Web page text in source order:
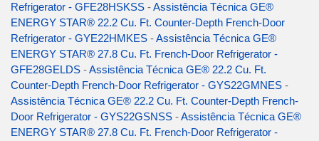
Refrigerator - GFE28HSKSS -Assistência Técnica GE®
ENERGY STAR® 22.2 Cu. Ft. Counter-Depth French-Door
Refrigerator - GYE22HMKES -Assistência Técnica GE®
ENERGY STAR® 27.8 Cu. Ft. French-Door Refrigerator -
GFE28GELDS -Assistência Técnica GE® 22.2 Cu. Ft.
Counter-Depth French-Door Refrigerator - GYS22GMNES -
Assistência Técnica GE® 22.2 Cu. Ft. Counter-Depth French-
Door Refrigerator - GYS22GSNSS -Assistência Técnica GE®
ENERGY STAR® 27.8 Cu. Ft. French-Door Refrigerator -